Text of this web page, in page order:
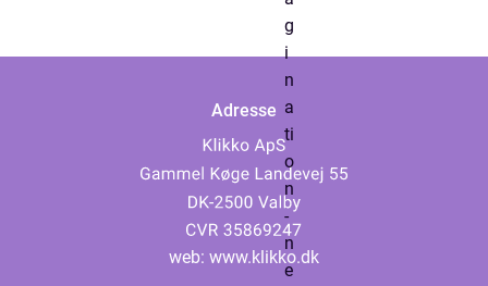
Adresse
web: www.klikko.dk